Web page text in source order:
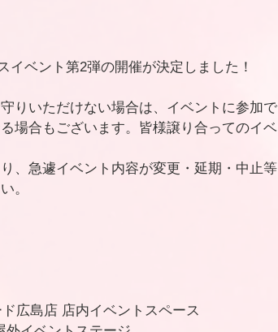
イベント第2弾の開催が決定しました！
りいただけない場合は、イベントに参加で
場合もございます。皆様譲り合ってのイベ
、急遽イベント内容が変更・延期・中止等
。
広島店 店内イベントスペース